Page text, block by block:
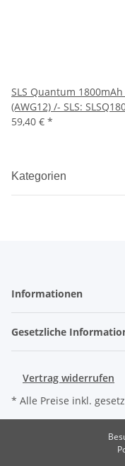
SLS Quantum
(AWG12) /- SLS:
59,40 € *
Kategorien
Informationen
Gesetzliche
Vertrag widerrufen
* Alle Preise inkl.